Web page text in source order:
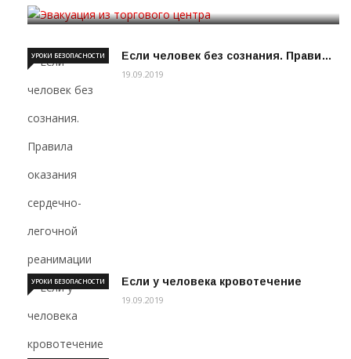
Если человек без сознания. Прави…
УРОКИ БЕЗОПАСНОСТИ
19.09.2019
Если у человека кровотечение
УРОКИ БЕЗОПАСНОСТИ
19.09.2019